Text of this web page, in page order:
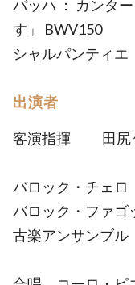
バッハ ： カンタ
す」 BWV150
シャルパンティ
出演者
客演指揮 田尻
バロック・チェ
バロック・ファ
古楽アンサンブ